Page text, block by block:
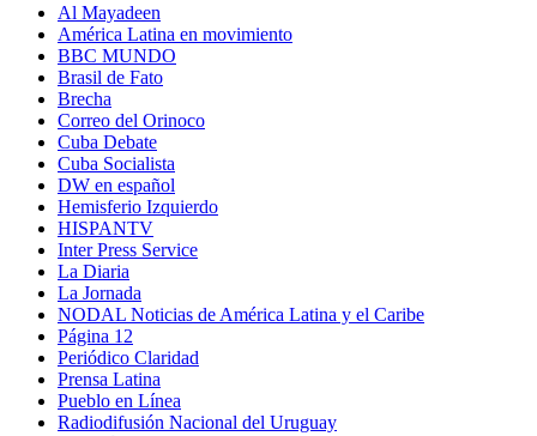
Al Mayadeen
América Latina en movimiento
BBC MUNDO
Brasil de Fato
Brecha
Correo del Orinoco
Cuba Debate
Cuba Socialista
DW en español
Hemisferio Izquierdo
HISPANTV
Inter Press Service
La Diaria
La Jornada
NODAL Noticias de América Latina y el Caribe
Página 12
Periódico Claridad
Prensa Latina
Pueblo en Línea
Radiodifusión Nacional del Uruguay